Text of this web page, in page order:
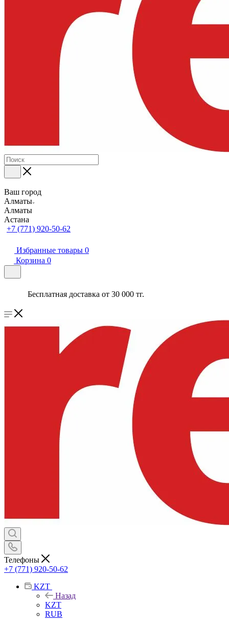
Ваш город
Алматы
Алматы
Астана
+7 (771) 920-50-62
Избранные товары 0
Корзина 0
Бесплатная доставка от 30 000 тг.
Телефоны
+7 (771) 920-50-62
KZT
Назад
KZT
RUB